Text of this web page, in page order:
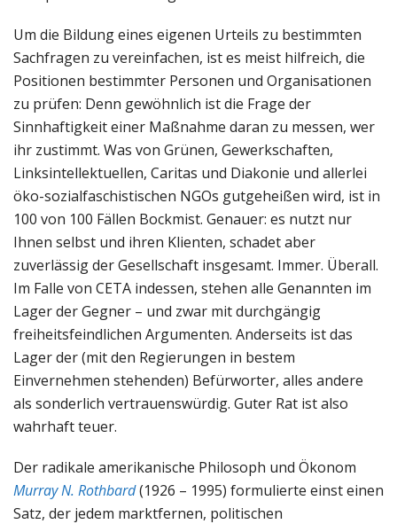
Um die Bildung eines eigenen Urteils zu bestimmten
Sachfragen zu vereinfachen, ist es meist hilfreich, die
Positionen bestimmter Personen und Organisationen
zu prüfen: Denn gewöhnlich ist die Frage der
Sinnhaftigkeit einer Maßnahme daran zu messen, wer
ihr zustimmt. Was von Grünen, Gewerkschaften,
Linksintellektuellen, Caritas und Diakonie und allerlei
öko-sozialfaschistischen NGOs gutgeheißen wird, ist in
100 von 100 Fällen Bockmist. Genauer: es nutzt nur
Ihnen selbst und ihren Klienten, schadet aber
zuverlässig der Gesellschaft insgesamt. Immer. Überall.
Im Falle von CETA indessen, stehen alle Genannten im
Lager der Gegner – und zwar mit durchgängig
freiheitsfeindlichen Argumenten. Anderseits ist das
Lager der (mit den Regierungen in bestem
Einvernehmen stehenden) Befürworter, alles andere
als sonderlich vertrauenswürdig. Guter Rat ist also
wahrhaft teuer.
Der radikale amerikanische Philosoph und Ökonom
Murray N. Rothbard(1926 – 1995) formulierte einst einen
Satz, der jedem marktfernen, politischen